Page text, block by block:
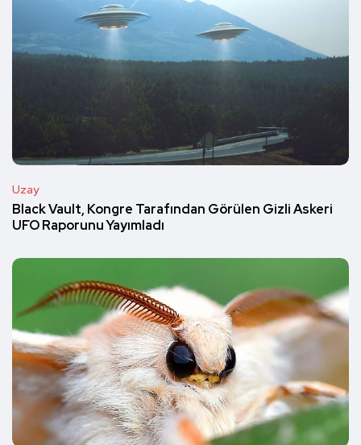
Uzay
Black Vault, Kongre Tarafından Görülen Gizli Askeri
UFO Raporunu Yayımladı